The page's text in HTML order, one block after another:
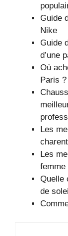
Guide
Nike
Guide
d’une
Où
Paris ?
Les
Les
femme
Quelle
de